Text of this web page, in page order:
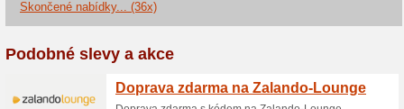
20 % sleva na vše z
Ona Dnes 75% fungovalo